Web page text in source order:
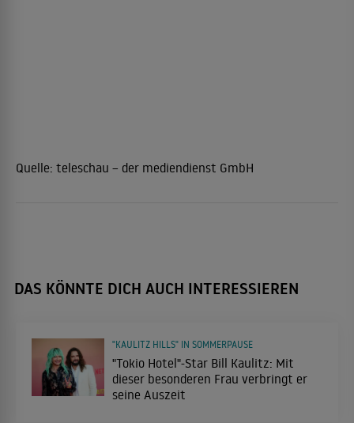
Quelle: teleschau – der mediendienst GmbH
DAS KÖNNTE DICH AUCH INTERESSIEREN
"Tokio Hotel"-Star Bill Kaulitz: Mit
dieser besonderen Frau verbringt er
seine Auszeit
"KAULITZ HILLS" IN SOMMERPAUSE